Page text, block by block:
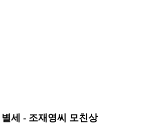
세 - 조재영씨 모친상